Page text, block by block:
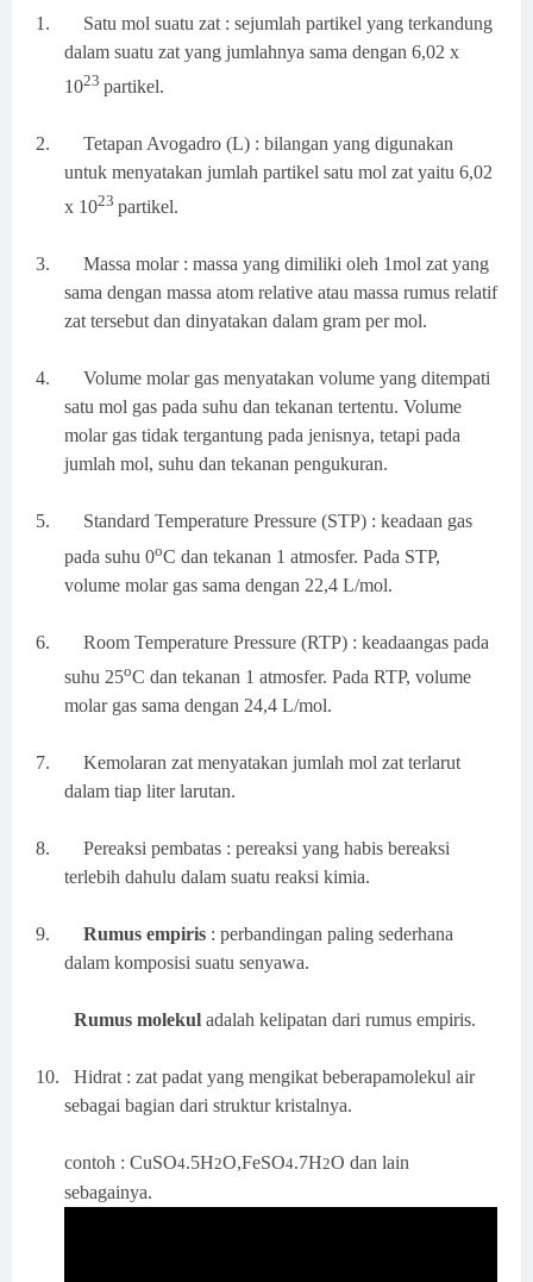
1.
Satu mol suatu zat : sejumlah partikel yang terkandung
dalam suatu zat yang jumlahnya sama dengan 6,02 x
1023 partikel.
2.
Tetapan Avogadro (L) : bilangan yang digunakan
untuk menyatakan jumlah partikel satu mol zat yaitu 6,02
x 1023 partikel.
3.
Massa molar : massa yang dimiliki oleh 1mol zat yang
sama dengan massa atom relative atau massa rumus relatif
zat tersebut dan dinyatakan dalam gram per mol.
4.
Volume molar gas menyatakan volume yang ditempati
satu mol gas pada suhu dan tekanan tertentu. Volume
molar gas tidak tergantung pada jenisnya, tetapi pada
jumlah mol, suhu dan tekanan pengukuran.
5.
Standard Temperature Pressure (STP) : keadaan gas
pada suhu 0oC dan tekanan 1 atmosfer. Pada STP,
volume molar gas sama dengan 22,4 L/mol.
6.
Room Temperature Pressure (RTP) : keadaangas pada
suhu 25oC dan tekanan 1 atmosfer. Pada RTP, volume
molar gas sama dengan 24,4 L/mol.
7.
Kemolaran zat menyatakan jumlah mol zat terlarut
dalam tiap liter larutan.
8.
Pereaksi pembatas : pereaksi yang habis bereaksi
terlebih dahulu dalam suatu reaksi kimia.
9. Rumus empiris : perbandingan paling sederhana
dalam komposisi suatu senyawa.
Rumus molekul adalah kelipatan dari rumus empiris.
10.
Hidrat : zat padat yang mengikat beberapamolekul air
sebagai bagian dari struktur kristalnya.
contoh : CuSO4.5H2O,FeSO4.7H2O dan lain
sebagainya.